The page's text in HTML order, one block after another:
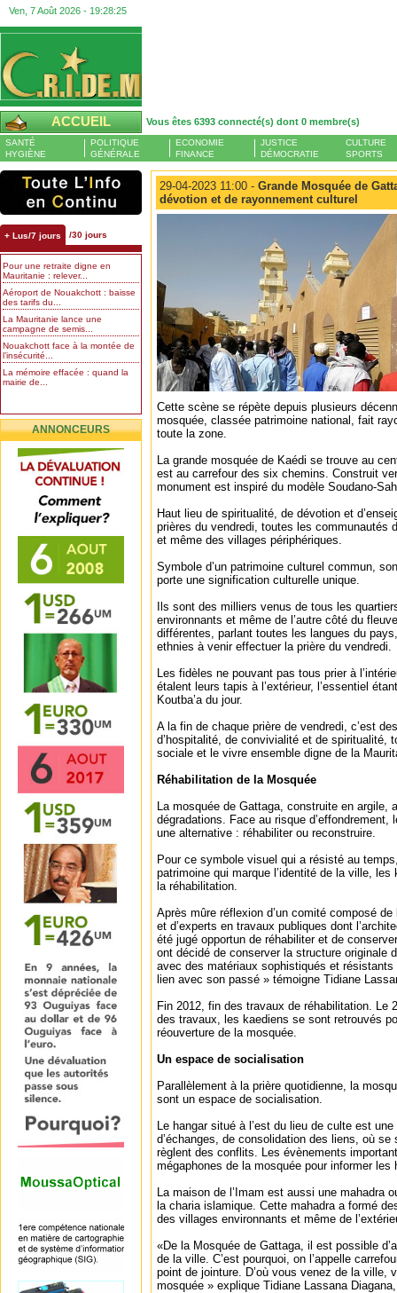
Ven, 7 Août 2026 - 19:28:26
ACCUEIL Vous êtes 6393 connecté(s) dont 0 membre(s)
SANTÉ
HYGIÈNE
POLITIQUE
GÉNÉRALE
ECONOMIE
FINANCE
JUSTICE
DÉMOCRATIE
CULTURE
SPORTS
+ Lus/7 jours /30 jours
Pour une retraite digne en
Mauritanie : relever...
Aéroport de Nouakchott : baisse
des tarifs du...
La Mauritanie lance une
campagne de semis...
Nouakchott face à la montée de
l’insécurité...
La mémoire effacée : quand la
mairie de...
ANNONCEURS
29-04-2023 11:00 - Grande Mosquée de
dévotion et de rayonnement culturel
Cette scène se répète depuis plusieurs
mosquée, classée patrimoine national, fait
toute la zone.
La grande mosquée de Kaédi se trouve au
est au carrefour des six chemins. Construit
monument est inspiré du modèle Soudano-
Haut lieu de spiritualité, de dévotion et
prières du vendredi, toutes les communautés
et même des villages périphériques.
Symbole d’un patrimoine culturel commun,
porte une signification culturelle unique.
Ils sont des milliers venus de tous les
environnants et même de l’autre côté du
différentes, parlant toutes les langues du
ethnies à venir effectuer la prière du vendredi.
Les fidèles ne pouvant pas tous prier à
étalent leurs tapis à l’extérieur, l’essentiel
Koutba’a du jour.
A la fin de chaque prière de vendredi, c’est
d’hospitalité, de convivialité et de spiritualité,
sociale et le vivre ensemble digne de la
Réhabilitation de la Mosquée
La mosquée de Gattaga, construite en argile,
dégradations. Face au risque
une alternative : réhabiliter ou reconstruire.
Pour ce symbole visuel qui a résisté au
patrimoine qui marque l’identité de la ville,
la réhabilitation.
Après mûre réflexion d’un comité composé
et d’experts en travaux publiques dont
été jugé opportun de réhabiliter et de
ont décidé de conserver la structure originale
avec des matériaux sophistiqués et résistants
lien avec son passé » témoigne Tidiane
Fin 2012, fin des travaux de réhabilitation. Le
des travaux, les kaediens se sont retrouvés
réouverture de la mosquée.
Un espace de socialisation
Parallèlement à la prière quotidienne, la
sont un espace de socialisation.
Le hangar situé à l’est du lieu de culte est une
d’échanges, de consolidation des liens, où
règlent des conflits. Les évènements
mégaphones de la mosquée pour informer les
La maison de l’Imam est aussi une mahadra
la charia islamique. Cette mahadra a formé
des villages environnants et même de
«De la Mosquée de Gattaga, il est possible
de la ville. C’est pourquoi, on l’appelle
point de jointure. D’où vous venez de la ville,
mosquée » explique Tidiane Lassana